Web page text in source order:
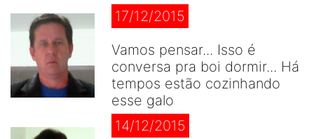
17/12/2015
Vamos pensar... Isso é
conversa pra boi dormir... Há
tempos estão cozinhando
esse galo
14/12/2015